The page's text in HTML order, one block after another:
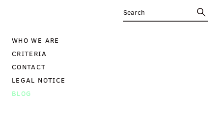
WHO WE ARE
CRITERIA
CONTACT
LEGAL NOTICE
BLOG